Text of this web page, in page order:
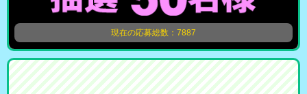
現在の応募総数：7887